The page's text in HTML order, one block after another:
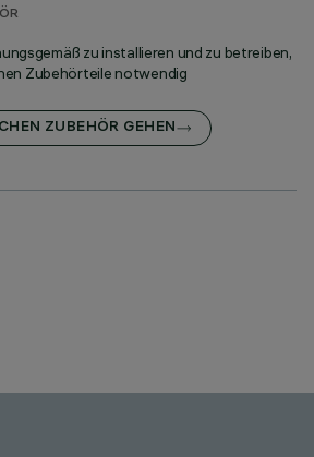
zu installieren und zu betreiben,
Zubehörteile notwendig
ZUBEHÖR GEHEN